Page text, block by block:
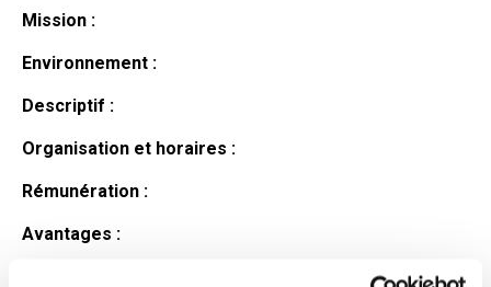
Mission :
Environnement :
Descriptif :
Organisation et horaires :
Rémunération :
Avantages :